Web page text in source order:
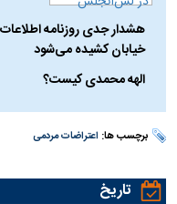
هشدار جدی روزنامه
خیابان کشیده می‌شود
الهه محمدی کیست؟
برچسب ها: اعتراضات مردمی
تاریخ